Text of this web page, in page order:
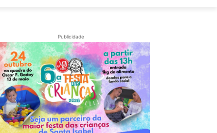
Publicidade